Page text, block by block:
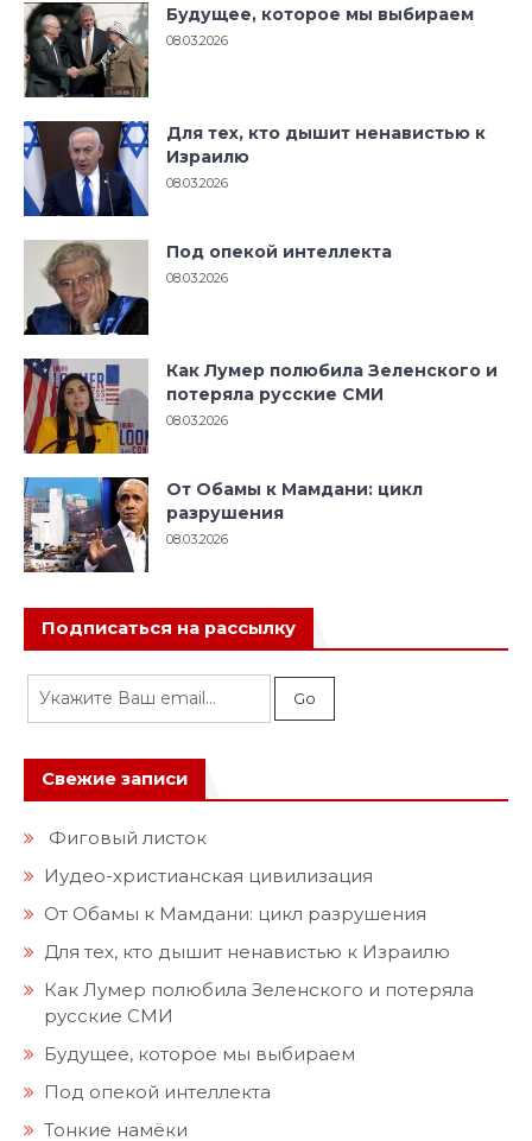
Будущее, которое мы выбираем
08.03.2026
Для тех, кто дышит ненавистью к
Израилю
08.03.2026
Под опекой интеллекта
08.03.2026
Как Лумер полюбила Зеленского и
потеряла русские СМИ
08.03.2026
От Обамы к Мамдани: цикл
разрушения
08.03.2026
Подписаться на рассылку
Свежие записи
Фиговый листок
Иудео-христианская цивилизация
От Обамы к Мамдани: цикл разрушения
Для тех, кто дышит ненавистью к Израилю
Как Лумер полюбила Зеленского и потеряла
русские СМИ
Будущее, которое мы выбираем
Под опекой интеллекта
Тонкие намёки